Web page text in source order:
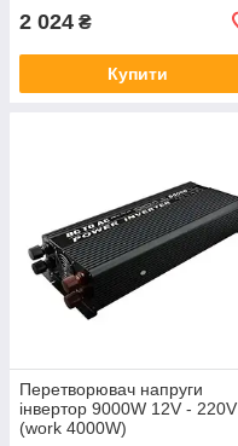
2 024 ₴
Купити
Перетворювач напруги
інвертор 9000W 12V - 220V
(work 4000W)